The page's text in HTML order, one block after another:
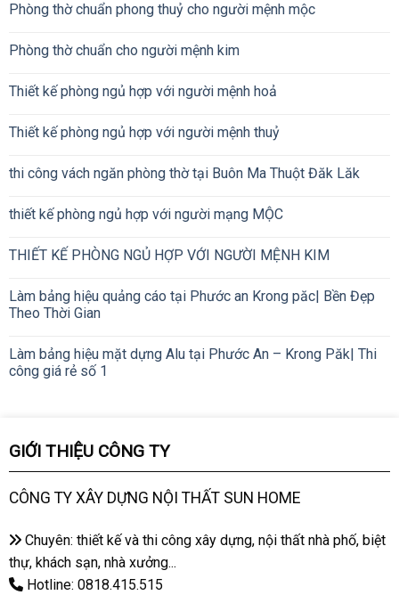
Phòng thờ chuẩn phong thuỷ cho người mệnh mộc
Phòng thờ chuẩn cho người mệnh kim
Thiết kế phòng ngủ hợp với người mệnh hoả
Thiết kế phòng ngủ hợp với người mệnh thuỷ
thi công vách ngăn phòng thờ tại Buôn Ma Thuột Đăk Lăk
thiết kế phòng ngủ hợp với người mạng MỘC
THIẾT KẾ PHÒNG NGỦ HỢP VỚI NGƯỜI MỆNH KIM
Làm bảng hiệu quảng cáo tại Phước an Krong păc| Bền Đẹp
Theo Thời Gian
Làm bảng hiệu mặt dựng Alu tại Phước An – Krong Păk| Thi
công giá rẻ số 1
GIỚI THIỆU CÔNG TY
CÔNG TY XÂY DỰNG NỘI THẤT SUN HOME
Chuyên: thiết kế và thi công xây dựng, nội thất nhà phố, biệt
thự, khách sạn, nhà xưởng...
Hotline: 0818.415.515